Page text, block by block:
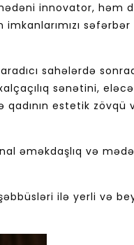
innovator, həm
səfərbər
yaradıcı sahələrdə
sənətini,
estetik zövqü
əməkdaşlıq və
ilə yerli və